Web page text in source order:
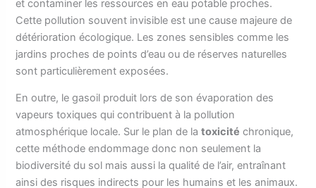
et contaminer les ressources en eau potable proches.
Cette pollution souvent invisible est une cause majeure de
détérioration écologique. Les zones sensibles comme les
jardins proches de points d’eau ou de réserves naturelles
sont particulièrement exposées.
En outre, le gasoil produit lors de son évaporation des
vapeurs toxiques qui contribuent à la pollution
atmosphérique locale. Sur le plan de latoxicité chronique,
cette méthode endommage donc non seulement la
biodiversité du sol mais aussi la qualité de l’air, entraînant
ainsi des risques indirects pour les humains et les animaux.